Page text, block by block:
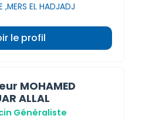
,MERS EL HADJADJ
le profil
MOHAMED
ALLAL
Généraliste